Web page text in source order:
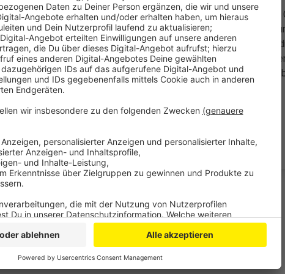
Im Rahmen der alljährlichen Mitarbeiterspendenaktion durften
wieder entscheiden, wohin jeweils 1.000 Euro fließen.
mehr als 30 Kilometer vom Chempark entfernt sind. Fokus war in
ehrenamtliche Engagement von Vereinen in der Coronakrise.
Schützenbruderschaft Schlebusch. Aber auch Kindergärten, die
freiwillige Feuerwehren.
Anzeige